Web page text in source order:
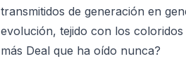
transmitidos de generación en
evolución, tejido con los
más Deal que ha oído nunca?